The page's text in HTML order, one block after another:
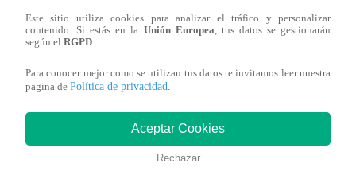
Redacción Latina
Carlos Alfaro llegó por primera vez a Yo Soy
Este sitio utiliza cookies para analizar el tráfico y personalizar
contenido. Si estás en la Unión Europea , tus datos se gestionarán
según el RGPD
Para conocer mejor como se utilizan tus datos te invitamos leer nuestra
pagina de Política de privacidad
Aceptar Cookies
Rechazar